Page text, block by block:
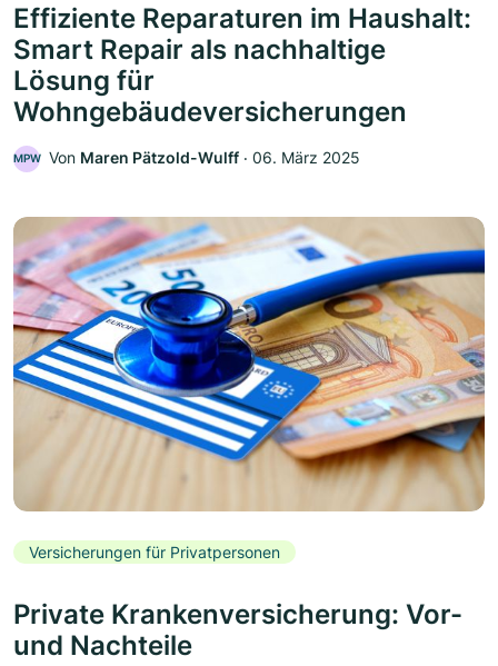
Effiziente Reparaturen im Haushalt:
Smart Repair als nachhaltige
Lösung für
Wohngebäudeversicherungen
MPW Von Maren Pätzold-Wulff ‧ 06. März 2025
Versicherungen für Privatpersonen
Private Krankenversicherung: Vor-
und Nachteile